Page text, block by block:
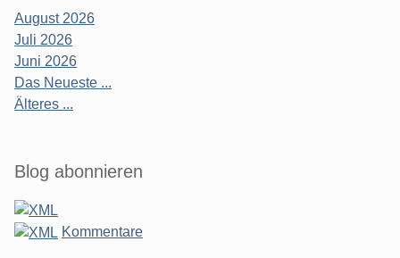
August 2026
Juli 2026
Juni 2026
Das Neueste ...
Älteres ...
Blog abonnieren
Kommentare